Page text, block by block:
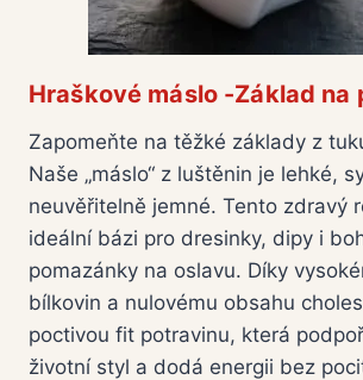
Hraškové máslo -Základ na
Zapomeňte na těžké základy z
Naše „máslo“ z luštěnin je lehké,
neuvěřitelně jemné. Tento zdravý
ideální bázi pro dresinky, dipy i
pomazánky na oslavu. Díky
bílkovin a nulovému obsahu
poctivou fit potravinu, která
životní styl a dodá energii bez